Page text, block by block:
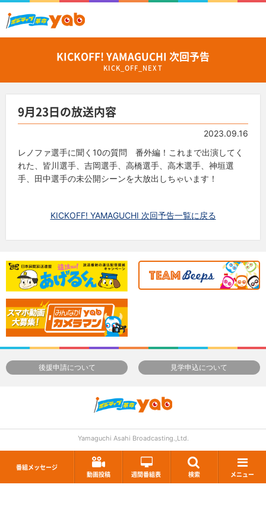
番組メッセージ
動画投稿
週間番組表 検索 メニュー
KICKOFF! YAMAGUCHI 次回予告
KICK_OFF_NEXT
9月23日の放送内容
2023.09.16
レノファ選手に聞く10の質問 番外編！ これまで出演してく
れた、皆川選手、吉岡選手、高橋選手、高木選手、神垣選
手、田中選手の未公開シーンを大放出しちゃいます！
KICKOFF! YAMAGUCHI 次回予告一覧に戻る
後援申請について 見学申込について
Yamaguchi Asahi Broadcasting.,Ltd.